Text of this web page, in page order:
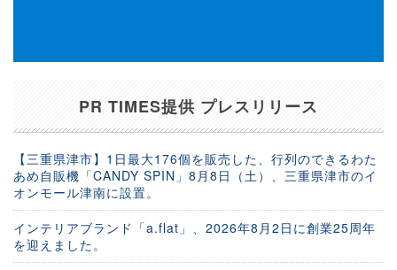
PR TIMES提供 プレスリリース
【三重県津市】1日最大176個を販売した、行列のできるわた
あめ自販機「CANDY SPIN」8月8日（土）、三重県津市のイ
オンモール津南に設置。
インテリアブランド「a.flat」、2026年8月2日に創業25周年
を迎えました。